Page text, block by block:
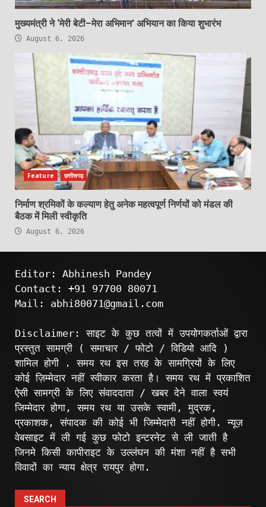
मुख्यमंत्री ने ‘मेरी बेटी–मेरा अभिमान’ अभियान का किया शुभारंभ
August 6, 2026
Feature छत्तीसगढ़
निर्माण श्रमिकों के कल्याण हेतु अनेक महत्वपूर्ण निर्णयों को मंडल की
बैठक में मिली स्वीकृति
August 6, 2026
Editor: Abhinesh Pandey
Contact: +91 97700 80071
Mail: abhi80071@gmail.com
Disclaimer: साइट के कुछ तत्वों में उपयोगकर्ताओं द्वारा
प्रस्तुत सामग्री ( समाचार / फोटो / विडियो आदि )
शामिल होगी . समय रथ इस तरह के सामग्रियों के लिए
कोई ज़िम्मेदार नहीं स्वीकार करता है। समय रथ में प्रकाशित
ऐसी सामग्री के लिए संवाददाता / खबर देने वाला स्वयं
जिम्मेदार होगा, समय रथ या उसके स्वामी, मुद्रक,
प्रकाशक, संपादक की कोई भी जिम्मेदारी नहीं होगी. न्यूज़
वेबसाइट में ली गई कुछ फोटो इन्टरनेट से ली जाती है
जिनमे किसी कापीराइट के उल्लंघन की मंशा नहीं है सभी
विवादों का न्याय क्षेत्र रायपुर होगा.
SEARCH